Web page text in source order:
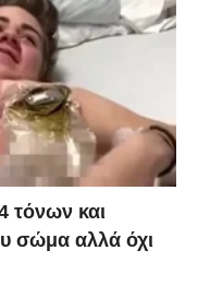
τόνων και
σώμα αλλά όχι